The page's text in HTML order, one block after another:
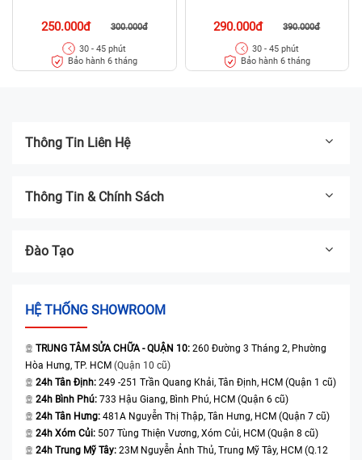
250.000đ 300.000đ
30 - 45 phút
Bảo hành 6 tháng
290.000đ 390.000đ
30 - 45 phút
Bảo hành 6 tháng
Thông Tin Liên Hệ
Thông Tin & Chính Sách
Đào Tạo
HỆ THỐNG SHOWROOM
TRUNG TÂM SỬA CHỮA - QUẬN 10: 260 Đường 3 Tháng 2, Phường
Hòa Hưng, TP. HCM (Quận 10 cũ)
24h Tân Định: 249 -251 Trần Quang Khải, Tân Định, HCM (Quận 1 cũ)
24h Bình Phú: 733 Hậu Giang, Bình Phú, HCM (Quận 6 cũ)
24h Tân Hưng: 481A Nguyễn Thị Thập, Tân Hưng, HCM (Quận 7 cũ)
24h Xóm Củi: 507 Tùng Thiện Vương, Xóm Củi, HCM (Quận 8 cũ)
24h Trung Mỹ Tây: 23M Nguyễn Ảnh Thủ, Trung Mỹ Tây, HCM (Q.12